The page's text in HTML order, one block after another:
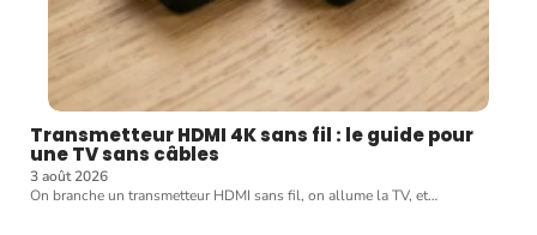
Transmetteur HDMI 4K sans fil : le guide pour
une TV sans câbles
3 août 2026
On branche un transmetteur HDMI sans fil, on allume la TV, et…